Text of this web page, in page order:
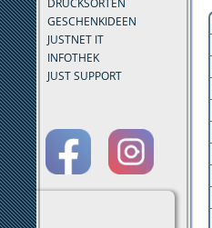
DRUCKSORTEN
GESCHENKIDEEN
JUSTNET IT
INFOTHEK
JUST SUPPORT